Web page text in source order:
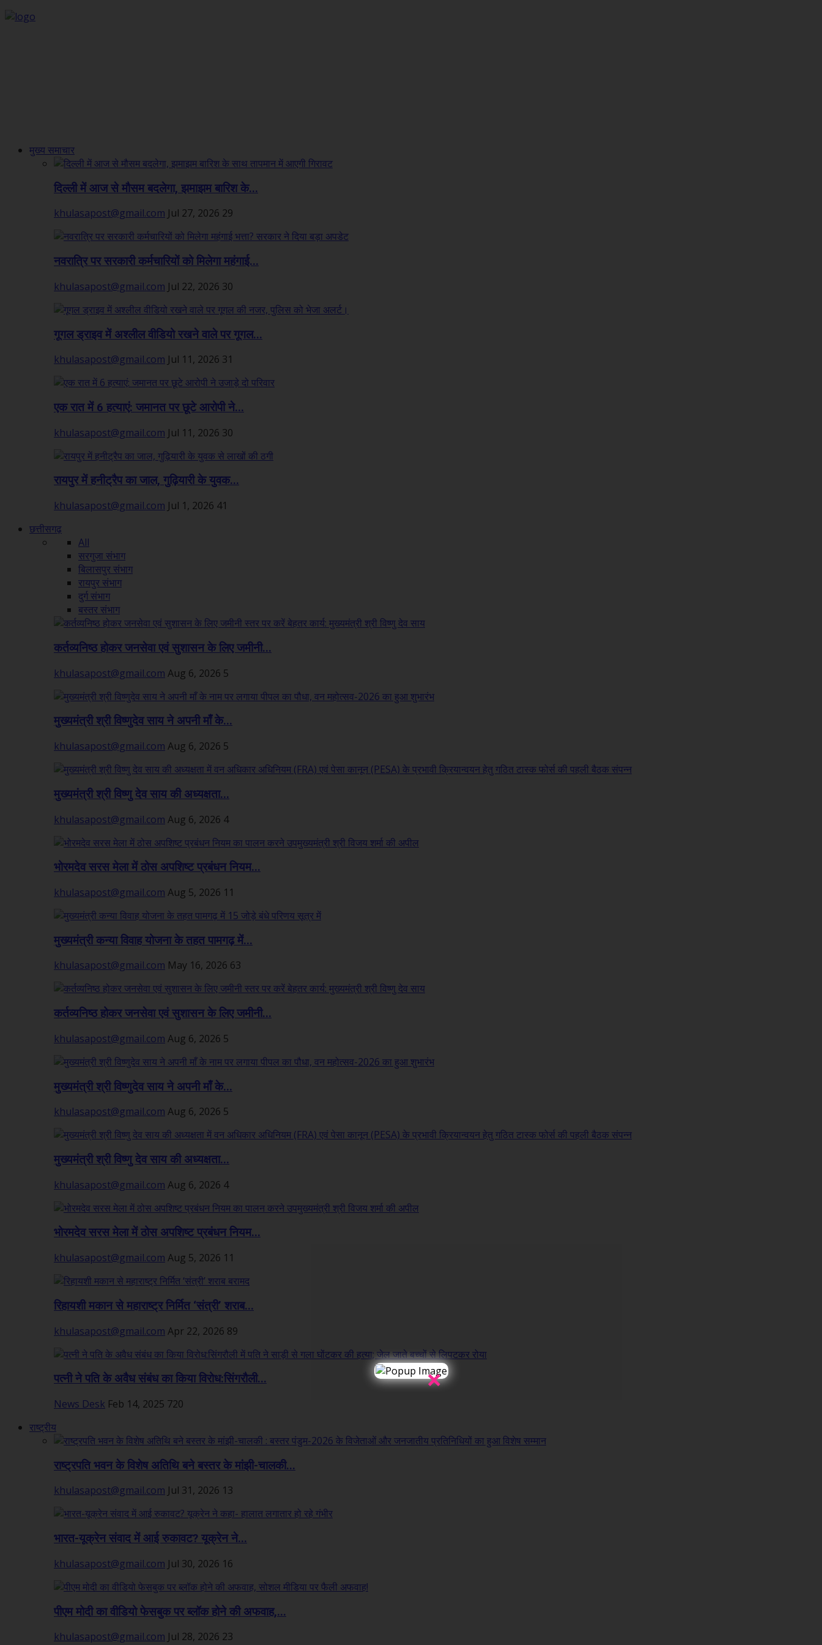
मुख्य समाचार
दिल्ली में आज से मौसम बदलेगा, झमाझम बारिश के...
khulasapost@gmail.com Jul 27, 2026 29
नवरात्रि पर सरकारी कर्मचारियों को मिलेगा महंगाई...
khulasapost@gmail.com Jul 22, 2026 30
गूगल ड्राइव में अश्लील वीडियो रखने वाले पर गूगल...
khulasapost@gmail.com Jul 11, 2026 31
एक रात में 6 हत्याएं: जमानत पर छूटे आरोपी ने...
khulasapost@gmail.com Jul 11, 2026 30
रायपुर में हनीट्रैप का जाल, गुढ़ियारी के युवक...
khulasapost@gmail.com Jul 1, 2026 41
छत्तीसगढ़
All
सरगुजा संभाग
बिलासपुर संभाग
रायपुर संभाग
दुर्ग संभाग
बस्तर संभाग
कर्तव्यनिष्ठ होकर जनसेवा एवं सुशासन के लिए जमीनी...
khulasapost@gmail.com Aug 6, 2026 5
मुख्यमंत्री श्री विष्णुदेव साय ने अपनी माँ के...
khulasapost@gmail.com Aug 6, 2026 5
मुख्यमंत्री श्री विष्णु देव साय की अध्यक्षता...
khulasapost@gmail.com Aug 6, 2026 4
भोरमदेव सरस मेला में ठोस अपशिष्ट प्रबंधन नियम...
khulasapost@gmail.com Aug 5, 2026 11
मुख्यमंत्री कन्या विवाह योजना के तहत पामगढ़ में...
khulasapost@gmail.com May 16, 2026 63
कर्तव्यनिष्ठ होकर जनसेवा एवं सुशासन के लिए जमीनी...
khulasapost@gmail.com Aug 6, 2026 5
मुख्यमंत्री श्री विष्णुदेव साय ने अपनी माँ के...
khulasapost@gmail.com Aug 6, 2026 5
मुख्यमंत्री श्री विष्णु देव साय की अध्यक्षता...
khulasapost@gmail.com Aug 6, 2026 4
भोरमदेव सरस मेला में ठोस अपशिष्ट प्रबंधन नियम...
khulasapost@gmail.com Aug 5, 2026 11
रिहायशी मकान से महाराष्ट्र निर्मित ‘संत्री’ शराब...
khulasapost@gmail.com Apr 22, 2026 89
पत्नी ने पति के अवैध संबंध का किया विरोध:सिंगरौली...
News Desk Feb 14, 2025 720
राष्ट्रीय
राष्ट्रपति भवन के विशेष अतिथि बने बस्तर के मांझी-चालकी...
khulasapost@gmail.com Jul 31, 2026 13
भारत-यूक्रेन संवाद में आई रुकावट? यूक्रेन ने...
khulasapost@gmail.com Jul 30, 2026 16
पीएम मोदी का वीडियो फेसबुक पर ब्लॉक होने की अफवाह,...
khulasapost@gmail.com Jul 28, 2026 23
×